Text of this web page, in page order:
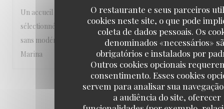
O restaurante e seus parceiros
cookies neste site, o que pode
coleta de dados pessoais. Os
denominados «necessários»
obrigatórios e instalados por
Outros cookies opcionais
consentimento. Esses cookies
servem para analisar sua
a audiência do site, oferecer
Un accueil incroyablement chaleureux, une table délicieuse avec
sélectionnés avec soin dans un cadre agréable à regarder. Je
sans modération. Merci à toute l’équipe de Borris et Mélanie. À
Marina
1 2 3